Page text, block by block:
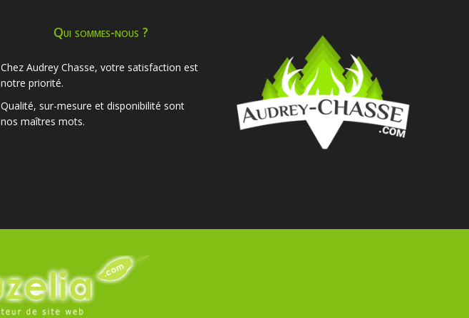
Qui sommes-nous ?
Chez Audrey Chasse, votre satisfaction est
notre priorité.
Qualité, sur-mesure et disponibilité sont
nos maîtres mots.